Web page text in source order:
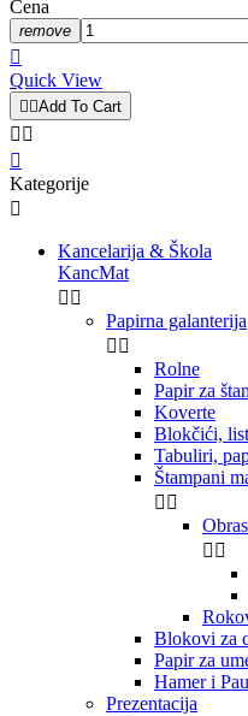
Cena
remove

Quick View
Add To Cart
 

Kategorije

Kancelarija & Škola
KancMat
 
Papirna galanterija
 
Rolne
Papir za
Koverte
Blokčići,
Tabuliri,
Štampani
 
 
Blokovi za
Papir za
Hamer i
Prezentacija